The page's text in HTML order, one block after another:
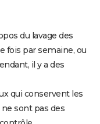
du lavage des
fois par semaine, ou
il y a des
qui conservent les
sont pas des